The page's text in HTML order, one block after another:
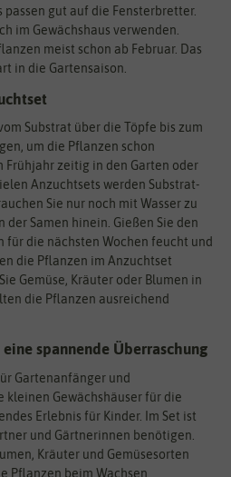
passen gut auf die Fensterbretter.
im Gewächshaus verwenden.
meist schon ab Februar. Das
in die Gartensaison.
Substrat über die Töpfe bis zum
um die Pflanzen schon
Frühjahr zeitig in den Garten oder
Anzuchtsets werden Substrat-
Sie nur noch mit Wasser zu
der Samen hinein. Gießen Sie den
für die nächsten Wochen feucht und
die Pflanzen im Anzuchtset
Gemüse, Kräuter oder Blumen in
die Pflanzen ausreichend
spannende Überraschung
Gartenanfänger und
kleinen Gewächshäuser für die
Erlebnis für Kinder. Im Set ist
und Gärtnerinnen benötigen.
Kräuter und Gemüsesorten
Pflanzen beim Wachsen